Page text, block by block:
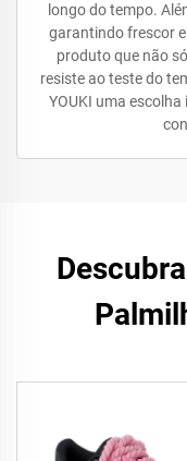
longo do tempo.
garantindo frescor
produto que não
resiste ao teste do
YOUKI uma